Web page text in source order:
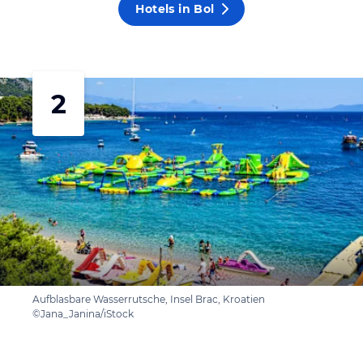
Hotels in Bol
2
Aufblasbare Wasserrutsche, Insel Brac, Kroatien
©Jana_Janina/iStock